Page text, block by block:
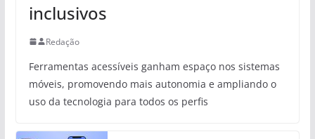
inclusivos
Redação
Ferramentas acessíveis ganham espaço nos sistemas
móveis, promovendo mais autonomia e ampliando o
uso da tecnologia para todos os perfis